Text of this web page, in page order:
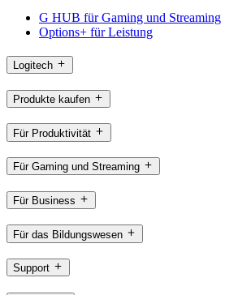
G HUB für Gaming und Streaming
Options+ für Leistung
Logitech
Produkte kaufen
Für Produktivität
Für Gaming und Streaming
Für Business
Für das Bildungswesen
Support